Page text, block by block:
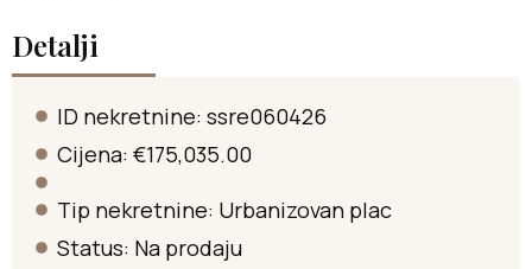
Detalji
ID nekretnine: ssre060426
Cijena: €175,035.00
Tip nekretnine: Urbanizovan plac
Status: Na prodaju